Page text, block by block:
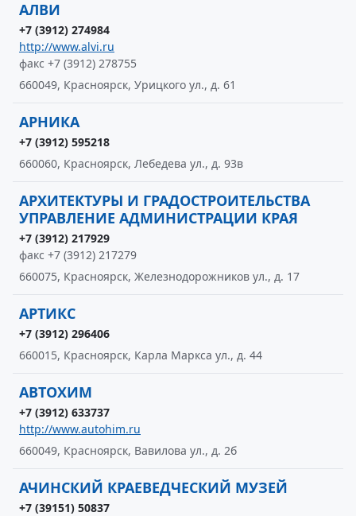
АЛВИ
+7 (3912) 274984
http://www.alvi.ru
факс +7 (3912) 278755
660049, Красноярск, Урицкого ул., д. 61
АРНИКА
+7 (3912) 595218
660060, Красноярск, Лебедева ул., д. 93в
АРХИТЕКТУРЫ И ГРАДОСТРОИТЕЛЬСТВА
УПРАВЛЕНИЕ АДМИНИСТРАЦИИ КРАЯ
+7 (3912) 217929
факс +7 (3912) 217279
660075, Красноярск, Железнодорожников ул., д. 17
АРТИКС
+7 (3912) 296406
660015, Красноярск, Карла Маркса ул., д. 44
АВТОХИМ
+7 (3912) 633737
http://www.autohim.ru
660049, Красноярск, Вавилова ул., д. 2б
АЧИНСКИЙ КРАЕВЕДЧЕСКИЙ МУЗЕЙ
+7 (39151) 50837